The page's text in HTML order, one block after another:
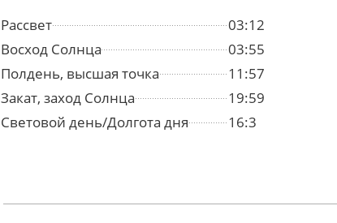
Рассвет
03:12
Восход Солнца
03:55
Полдень, высшая точка
11:57
Закат, заход Солнца
19:59
Световой день/Долгота дня
16:3